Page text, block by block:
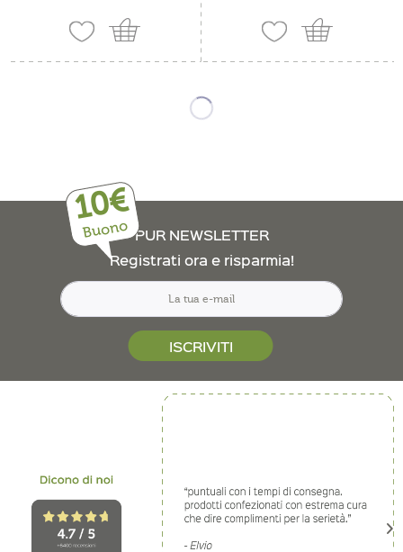
10€
Buono PUR NEWSLETTER
Registrati ora e risparmia!
ISCRIVITI